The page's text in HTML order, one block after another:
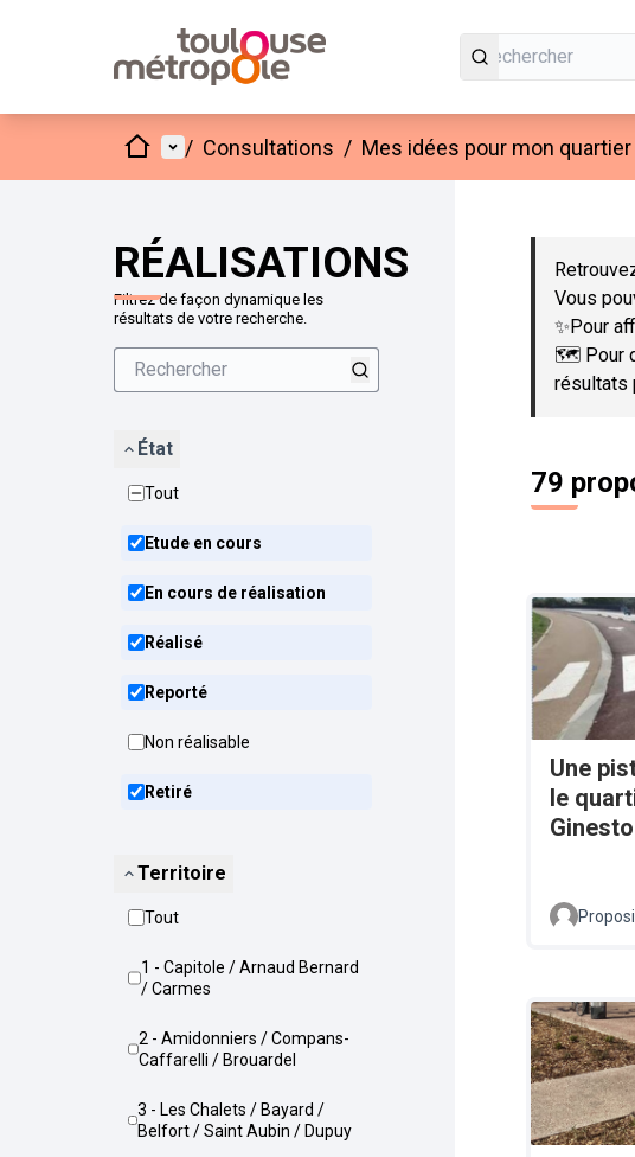
AccueilMenu principal
/ Consultations / Mes idées pour mon quartier
RÉALISATIONS
Filtrez de façon dynamique les
résultats de votre recherche.
État
Tout
Etude en cours
En cours de réalisation
Réalisé
Reporté
Non réalisable
Retiré
Territoire
Tout
1 - Capitole / Arnaud Bernard
/ Carmes
2 - Amidonniers / Compans-
Caffarelli / Brouardel
3 - Les Chalets / Bayard /
Belfort / Saint Aubin / Dupuy
Passer la carte
Vous
✨Pour
🗺️ Pour
résultats
79
Une
le